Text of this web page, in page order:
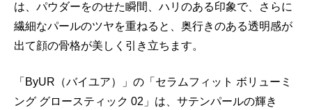
は、パウダーをのせた瞬間、ハリのある印象で、さらに
繊細なパールのツヤを重ねると、奥行きのある透明感が
出て顔の骨格が美しく引き立ちます。
「ByUR（バイユア）」の「セラムフィット ボリューミ
ング グロースティック 02」は、サテンパールの輝き